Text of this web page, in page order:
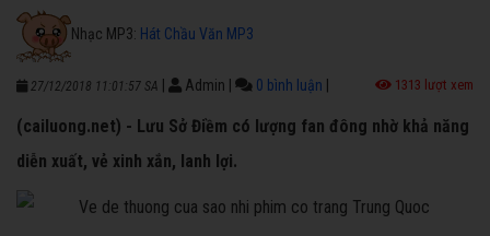
Nhạc MP3: Hát Chầu Văn MP3
27/12/2018 11:01:57 SA Admin 0 bình luận 1313 lượt xem
(cailuong.net) - Lưu Sở Điềm có lượng fan đông nhờ khả năng
diễn xuất, vẻ xinh xắn, lanh lợi.